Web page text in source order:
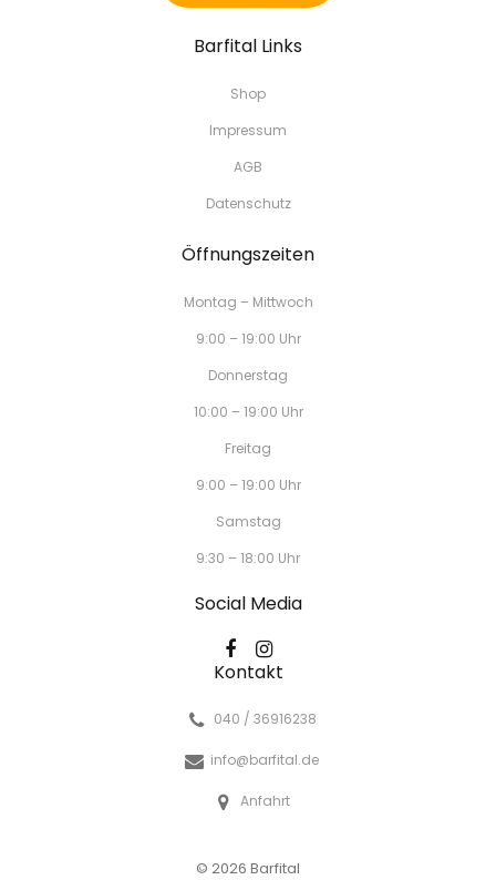
Barfital Links
Shop
Impressum
AGB
Datenschutz
Öffnungszeiten
Montag – Mittwoch
9:00 – 19:00 Uhr
Donnerstag
10:00 – 19:00 Uhr
Freitag
9:00 – 19:00 Uhr
Samstag
9:30 – 18:00 Uhr
Social Media
Kontakt
040 / 36916238
info@barfital.de
Anfahrt
© 2026 Barfital